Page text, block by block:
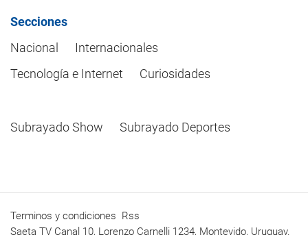
Secciones
Nacional
Internacionales
Tecnología e Internet
Curiosidades
Subrayado Show Subrayado Deportes
Terminos y condiciones Rss
Saeta TV Canal 10, Lorenzo Carnelli 1234, Montevido, Uruguay.